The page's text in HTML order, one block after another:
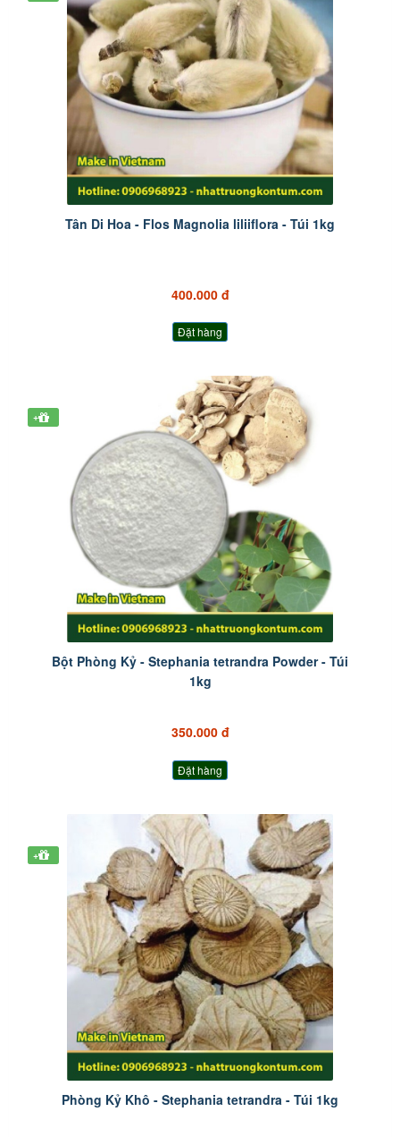
Tân Di Hoa - Flos Magnolia liliiflora - Túi 1kg
400.000 đ
Đặt hàng
+
Bột Phòng Kỷ - Stephania tetrandra Powder - Túi
1kg
350.000 đ
Đặt hàng
+
Phòng Kỷ Khô - Stephania tetrandra - Túi 1kg